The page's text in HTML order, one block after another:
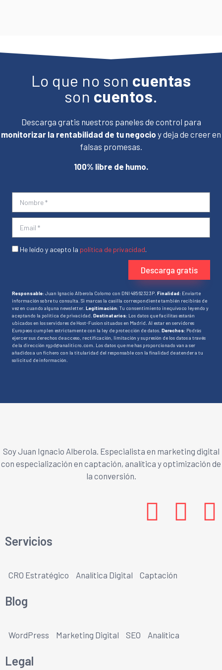
Lo que no son cuentas
son cuentos.
Descarga gratis nuestros paneles de control para
monitorizar la rentabilidad de tu negocio y deja de creer en
falsas promesas.
100% libre de humo.
He leído y acepto la política de privacidad.
Descarga gratis
Responsable: Juan Ignacio Alberola Colomo con DNI 48562323P. Finalidad: Enviarte
información sobre tu consulta. Si marcas la casilla correspondiente también recibirás de
vez en cuando alguna newsletter. Legitimación: Tu consentimiento inequívoco leyendo y
aceptando la política de privacidad. Destinatarios: Los datos que facilitas estarán
ubicados en los servidores de Host-Fusion situados en Madrid. Al estar en servidores
Europeos cumplen estrictamente con la ley de protección de datos. Derechos: Podrás
ejercer sus derechos de acceso, rectificación, limitación y supresión de los datos a través
de la dirección rgpd@analiticro.com. Los datos que me has proporcionado van a ser
añadidos a un fichero con la titularidad del responsable con la finalidad de atender a tu
solicitud de información.
Soy Juan Ignacio Alberola. Especialista en marketing digital
con especialización en captación, analítica y optimización de
la conversión.
Servicios
CRO Estratégico Analítica Digital Captación
Blog
WordPress Marketing Digital SEO Analítica
Legal